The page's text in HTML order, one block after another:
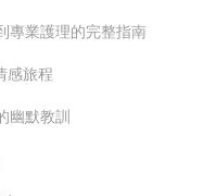
專業護理的完整指南
感旅程
幽默教訓